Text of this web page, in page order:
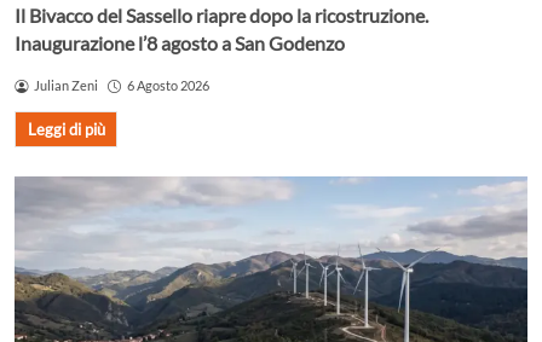
Il Bivacco del Sassello riapre dopo la ricostruzione.
Inaugurazione l’8 agosto a San Godenzo
Julian Zeni 6 Agosto 2026
Leggi di più